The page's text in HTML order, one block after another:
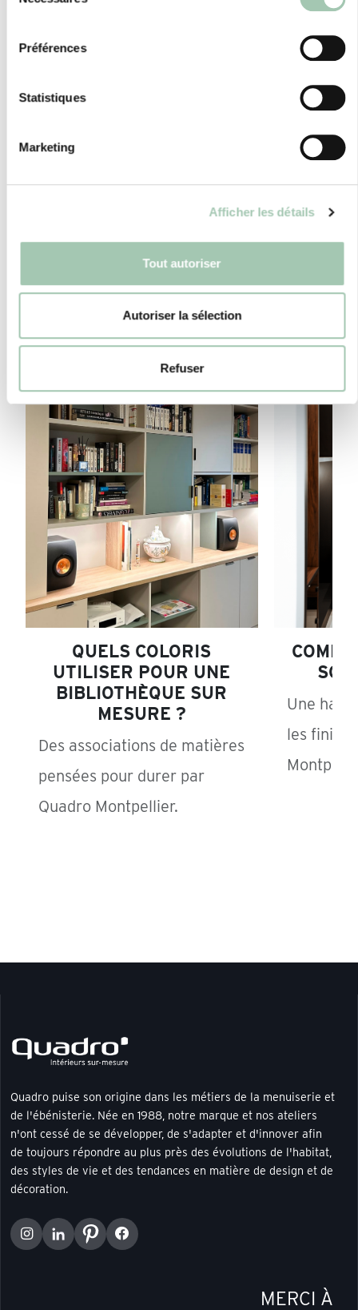
Préférences
Statistiques
Marketing
Afficher les détails
Tout autoriser
Autoriser la sélection
Refuser
de Quadro MONTPELLIER
QUELS COLORIS
UTILISER POUR UNE
BIBLIOTHÈQUE SUR
MESURE ?
Des associations de matières
pensées pour durer par
Quadro Montpellier.
Une
les
Quadro puise son origine dans les métiers de la menuiserie et
de l'ébénisterie. Née en 1988, notre marque et nos ateliers
n'ont cessé de se développer, de s'adapter et d'innover afin
de toujours répondre au plus près des évolutions de l'habitat,
des styles de vie et des tendances en matière de design et de
décoration.
MERCI À